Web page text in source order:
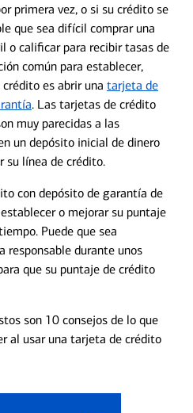
primera vez, o si su crédito se
que sea difícil comprar una
o calificar para recibir tasas de
común para establecer,
es abrir una tarjeta de
. Las tarjetas de crédito
muy parecidas a las
un depósito inicial de dinero
su línea de crédito.
con depósito de garantía de
o mejorar su puntaje
Puede que sea
responsable durante unos
que su puntaje de crédito
son 10 consejos de lo que
al usar una tarjeta de crédito